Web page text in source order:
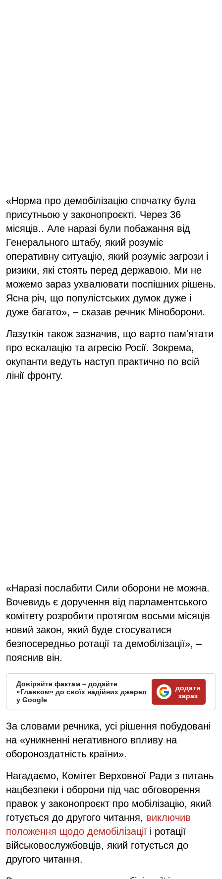
«Норма про демобілізацію спочатку була
присутньою у законопроєкті. Через 36
місяців.. Але наразі були побажання від
Генерального штабу, який розуміє
оперативну ситуацію, який розуміє загрози і
ризики, які стоять перед державою. Ми не
можемо зараз ухвалювати поспішних рішень.
Ясна річ, що популістських думок дуже і
дуже багато», – сказав речник Міноборони.
Лазуткін також зазначив, що варто пам'ятати
про ескалацію та агресію Росії. Зокрема,
окупанти ведуть наступ практично по всій
лінії фронту.
«Наразі послабити Сили оборони не можна.
Вочевидь є доручення від парламентського
комітету розробити протягом восьми місяців
новий закон, який буде стосуватися
безпосередньо ротації та демобілізації», –
пояснив він.
Довіряйте фактам – додайте
«Главком» до своїх надійних джерел
у Google
додати
зараз
За словами речника, усі рішення побудовані
на «уникненні негативного впливу на
обороноздатність країни».
Нагадаємо, Комітет Верховної Ради з питань
нацбезпеки і оборони під час обговорення
правок у законопроєкт про мобілізацію, який
готується до другого читання, виключив
положення щодо демобілізації і ротації
військовослужбовців, який готується до
другого читання.